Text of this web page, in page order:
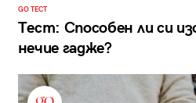
GO ТЕСТ
Тест: Способен ли си
нечие гадже?